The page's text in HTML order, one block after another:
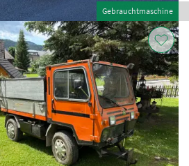
Gebrauchtmaschine